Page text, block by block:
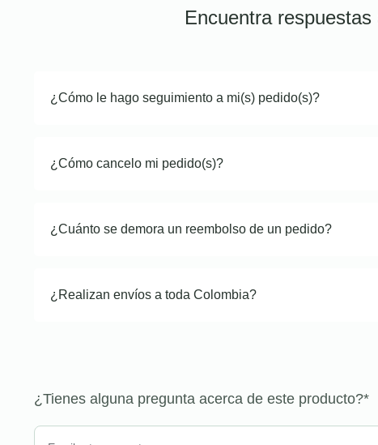
Encuentra
¿Cómo le hago seguimiento a mi(s) pedido(s)?
¿Cómo cancelo mi pedido(s)?
¿Cuánto se demora un reembolso de un pedido?
¿Realizan envíos a toda Colombia?
¿Tienes alguna pregunta acerca de este producto?*